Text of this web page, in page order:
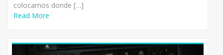
colocamos donde […]
Read More